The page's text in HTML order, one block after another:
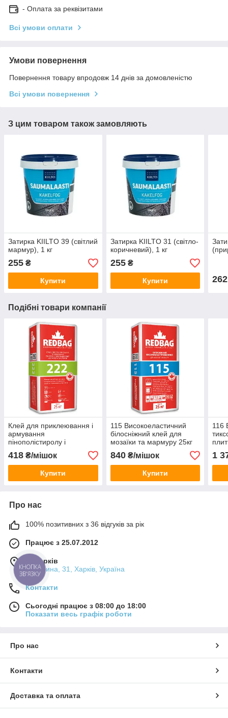
- Оплата за реквізитами
Всі умови оплати
Умови повернення
Повернення товару впродовж 14 днів за домовленістю
Всі умови повернення
З цим товаром також замовляють
Затирка KIILTO 39 (світлий
мармур), 1 кг
255 ₴
Купити
Затирка KIILTO 31 (світло-
коричневий), 1 кг
255₴
Купити
Подібні товари компанії
Клей для приклеювання і
армування
пінополістиролу і
Redbag 25 кг (48 шт/
палета.)
418 ₴/мішок
Купити
115 Високоеластичний
білосніжний клей для
мозаїки та мармуру 25кг
840₴/мішок
Купити
116
1
Про нас
100% позитивних з 36 відгуків за рік
Працює з 25.07.2012
м. Харків
Калинина, 31, Харків, Україна
Контакти
Сьогодні працює з 08:00 до 18:00
Показати весь графік роботи
Про нас
Контакти
Доставка та оплата
КНОПКА
ЗВ'ЯЗКУ